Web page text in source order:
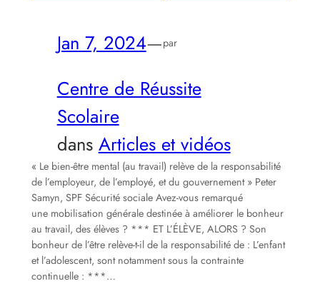
Jan 7, 2024—par
Centre de Réussite
Scolaire
dans Articles et vidéos
« Le bien-être mental (au travail) relève de la responsabilité
de l’employeur, de l’employé, et du gouvernement » Peter
Samyn, SPF Sécurité sociale Avez-vous remarqué
une mobilisation générale destinée à améliorer le bonheur
au travail, des élèves ? *** ET L’ÉLÈVE, ALORS ? Son
bonheur de l’être relève-t-il de la responsabilité de : L’enfant
et l’adolescent, sont notamment sous la contrainte
continuelle : ***…